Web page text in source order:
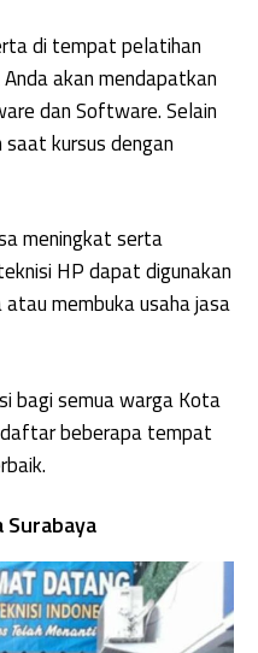
di tempat pelatihan
akan mendapatkan
dan Software. Selain
kursus dengan
meningkat serta
HP dapat digunakan
membuka usaha jasa
bagi semua warga Kota
beberapa tempat
Surabaya